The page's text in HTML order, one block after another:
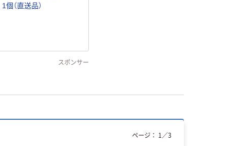
（直送品）
スポンサー
ページ： 1 ／3